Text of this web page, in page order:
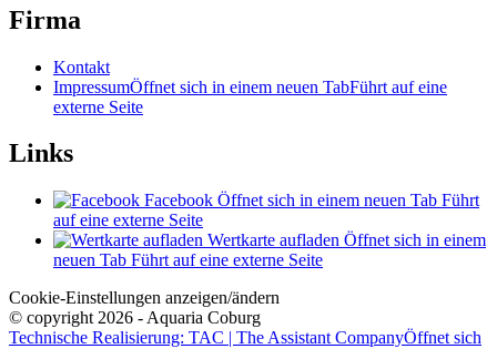
Firma
Kontakt
ImpressumÖffnet sich in einem neuen TabFührt auf eine
externe Seite
Links
Facebook Öffnet sich in einem neuen Tab Führt
auf eine externe Seite
Wertkarte aufladen Öffnet sich in einem
neuen Tab Führt auf eine externe Seite
Cookie-Einstellungen anzeigen/ändern
© copyright 2026 - Aquaria Coburg
Technische Realisierung: TAC | The Assistant CompanyÖffnet sich